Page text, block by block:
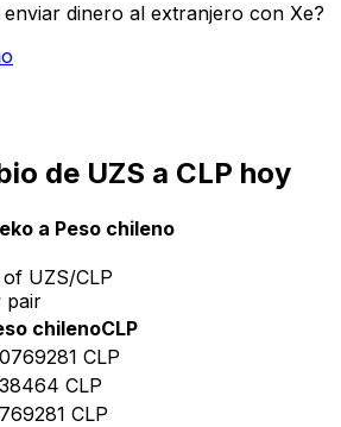
enviar dinero al extranjero con Xe?
de UZS a CLP hoy
a Peso chileno
UZS/CLP
pair
chilenoCLP
CLP
CLP
CLP